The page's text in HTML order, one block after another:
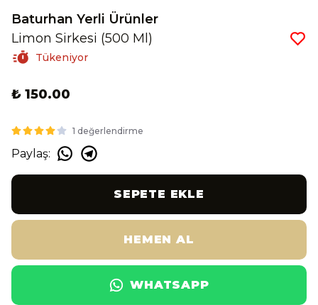
Baturhan Yerli Ürünler
Limon Sirkesi (500 Ml)
Tükeniyor
₺ 150.00
1 değerlendirme
Paylaş:
SEPETE EKLE
HEMEN AL
WHATSAPP